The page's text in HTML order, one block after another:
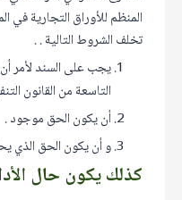
المنظم للأوراق التجارية في
تخلف الشروط التالية . .
يجب على السند لأمر
التاسعة من القانون
أن يكون الحق موجود .
و أن يكون الحق الذي
كذلك يكون حال